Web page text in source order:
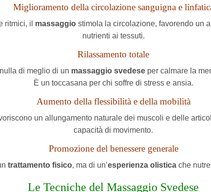
Miglioramento della circolazione sanguigna e
ritmici, il massaggio stimola la circolazione, favorendo un
nutrienti ai tessuti.
Rilassamento totale
di meglio di un massaggio svedese per calmare la
È un toccasana per chi soffre di stress e ansia.
Aumento della flessibilità e della mobilità
un allungamento naturale dei muscoli e delle
capacità di movimento.
Promozione del benessere generale
trattamento fisico, ma di un’esperienza olisticache
Le Tecniche del Massaggio Svedese